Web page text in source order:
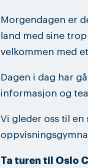
Morgendagen er
land med sine
velkommen med
Dagen i dag har
informasjon og
Vi gleder oss til
Ta turen til Oslo